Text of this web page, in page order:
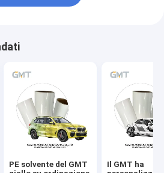
PE solvente del GMT
Il GMT ha